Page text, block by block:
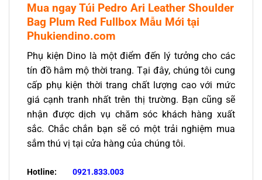
Mua ngay Túi Pedro Ari Leather Shoulder
Bag Plum Red Fullbox Mẫu Mới tại
Phukiendino.com
Phụ kiện Dino là một điểm đến lý tưởng cho các
tín đồ hâm mộ thời trang. Tại đây, chúng tôi cung
cấp phụ kiện thời trang chất lượng cao với mức
giá cạnh tranh nhất trên thị trường. Bạn cũng sẽ
nhận được dịch vụ chăm sóc khách hàng xuất
sắc. Chắc chắn bạn sẽ có một trải nghiệm mua
sắm thú vị tại cửa hàng của chúng tôi.
Hotline:
0921.833.003